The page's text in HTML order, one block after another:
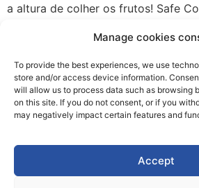
Manage cookies
To provide the best experiences, we use
store and/or access device information.
will allow us to process data such as browsing
on this site. If you do not consent, or if you
may negatively impact certain features and
Accept
a altura de colher os frutos! Safe
teu dinheiro, dando-te o controlo